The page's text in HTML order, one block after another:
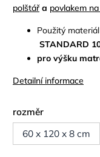
polštářa povlakem
Použitý
STANDARD
pro výšku
Detailní informace
rozměr
60 x 120 x 8 cm